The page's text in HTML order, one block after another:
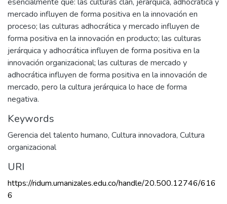
mercado influyen de forma positiva en la innovación en
proceso; las culturas adhocrática y mercado influyen de
forma positiva en la innovación en producto; las culturas
jerárquica y adhocrática influyen de forma positiva en la
innovación organizacional; las culturas de mercado y
adhocrática influyen de forma positiva en la innovación de
mercado, pero la cultura jerárquica lo hace de forma
negativa.
Keywords
Gerencia del talento humano, Cultura innovadora, Cultura
organizacional
URI
https://ridum.umanizales.edu.co/handle/20.500.12746/616
6